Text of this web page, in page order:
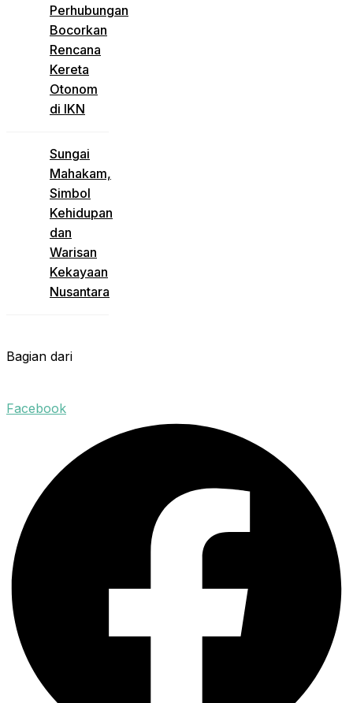
Perhubungan
Bocorkan
Rencana
Kereta
Otonom
di IKN
Sungai
Mahakam,
Simbol
Kehidupan
dan
Warisan
Kekayaan
Nusantara
Bagian dari
Facebook